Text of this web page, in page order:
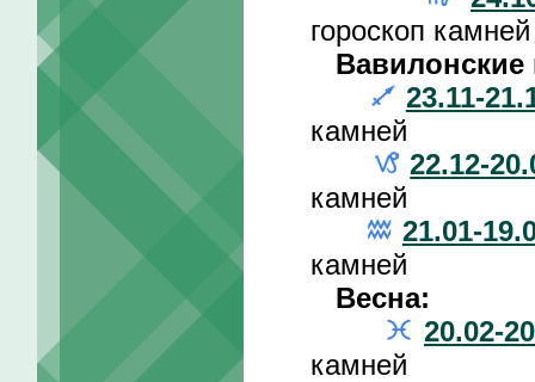
гороскоп камней
23.11-
камней
22.12-
камней
21.01-
камней
Весна:
20.02-
камней